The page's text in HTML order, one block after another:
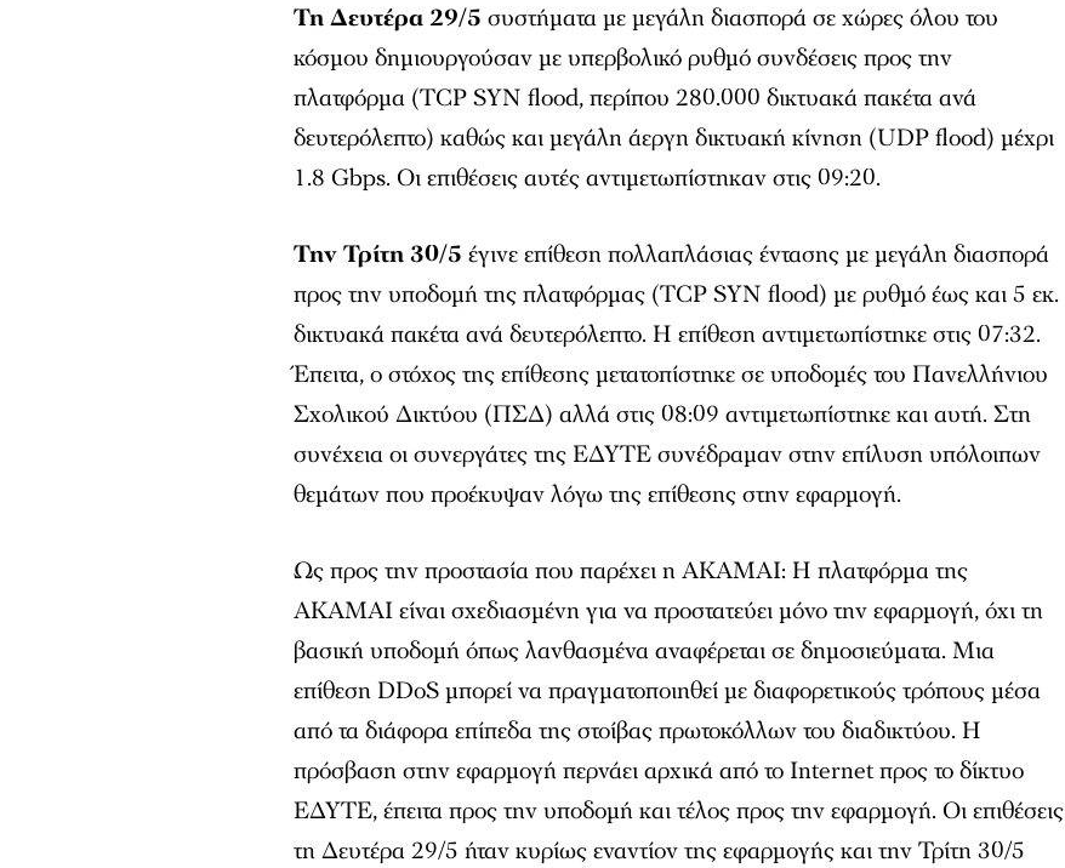
Τη Δευτέρα 29/5 συστήματα με μεγάλη διασπορά σε χώρες όλου του
κόσμου δημιουργούσαν με υπερβολικό ρυθμό συνδέσεις προς την
πλατφόρμα (TCP SYN flood, περίπου 280.000 δικτυακά πακέτα ανά
δευτερόλεπτο) καθώς και μεγάλη άεργη δικτυακή κίνηση (UDP flood) μέχρι
1.8 Gbps. Οι επιθέσεις αυτές αντιμετωπίστηκαν στις 09:20.
Την Τρίτη 30/5 έγινε επίθεση πολλαπλάσιας έντασης με μεγάλη διασπορά
προς την υποδομή της πλατφόρμας (TCP SYN flood) με ρυθμό έως και 5 εκ.
δικτυακά πακέτα ανά δευτερόλεπτο. Η επίθεση αντιμετωπίστηκε στις 07:32.
Έπειτα, ο στόχος της επίθεσης μετατοπίστηκε σε υποδομές του Πανελλήνιου
Σχολικού Δικτύου (ΠΣΔ) αλλά στις 08:09 αντιμετωπίστηκε και αυτή. Στη
συνέχεια οι συνεργάτες της ΕΔΥΤΕ συνέδραμαν στην επίλυση υπόλοιπων
θεμάτων που προέκυψαν λόγω της επίθεσης στην εφαρμογή.
Ως προς την προστασία που παρέχει η ΑΚΑΜΑΙ: Η πλατφόρμα της
AKAMAI είναι σχεδιασμένη για να προστατεύει μόνο την εφαρμογή, όχι τη
βασική υποδομή όπως λανθασμένα αναφέρεται σε δημοσιεύματα. Μια
επίθεση DDoS μπορεί να πραγματοποιηθεί με διαφορετικούς τρόπους μέσα
από τα διάφορα επίπεδα της στοίβας πρωτοκόλλων του διαδικτύου. Η
πρόσβαση στην εφαρμογή περνάει αρχικά από το Internet προς το δίκτυο
ΕΔΥΤΕ, έπειτα προς την υποδομή και τέλος προς την εφαρμογή. Οι επιθέσεις
τη Δευτέρα 29/5 ήταν κυρίως εναντίον της εφαρμογής και την Τρίτη 30/5